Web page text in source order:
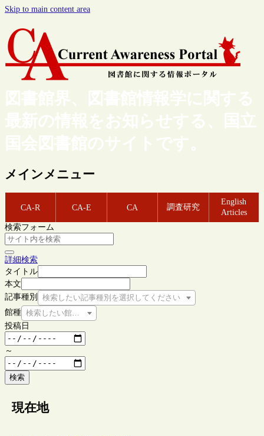
Skip to main content area
図書館界、図書館情報学に関する
最新の情報をお知らせする、国立
国会図書館のサイトです。
メインメニュー
CA-R CA-E CA 調査研究
English
Articles
検索フォーム
詳細検索
タイトル
本文
記事種別
検索したい記事種別を選択してください
館種 検索したい館種を選択してください
投稿日
～
検索
現在地